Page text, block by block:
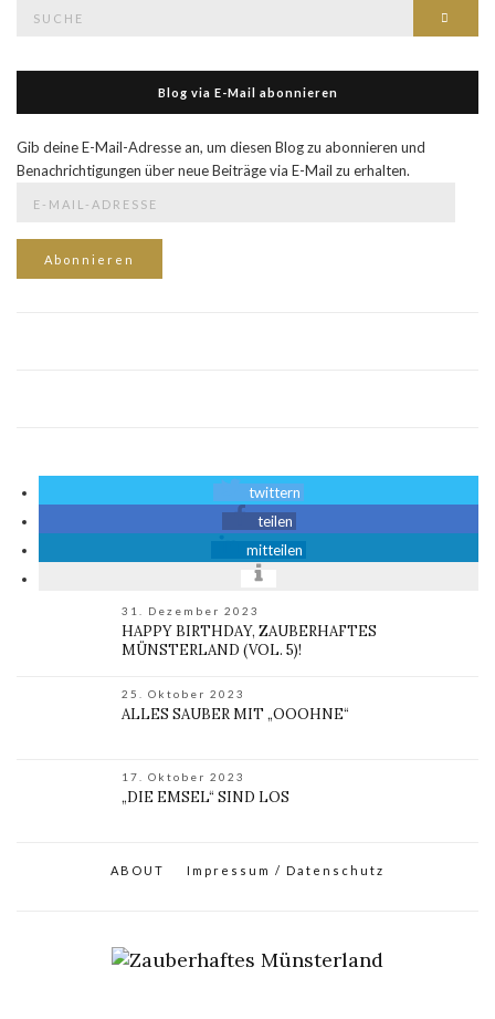
Blog via E-Mail abonnieren
Gib deine E-Mail-Adresse an, um diesen Blog zu abonnieren und
Benachrichtigungen über neue Beiträge via E-Mail zu erhalten.
Adresse
Abonnieren
twittern
teilen
mitteilen
31. Dezember 2023
HAPPY BIRTHDAY, ZAUBERHAFTES
MÜNSTERLAND (VOL. 5)!
25. Oktober 2023
ALLES SAUBER MIT „OOOHNE“
17. Oktober 2023
„DIE EMSEL“ SIND LOS
ABOUT Impressum / Datenschutz